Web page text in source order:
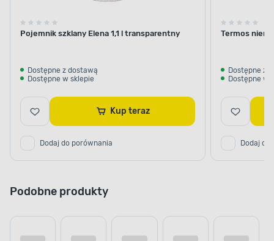
Pojemnik szklany Elena 1,1 l transparentny
Dostępne z dostawą
Dostępne w sklepie
Kup teraz
Dodaj do porównania
Termos
Dostępne z
Dostępne w
Dodaj do
Podobne produkty